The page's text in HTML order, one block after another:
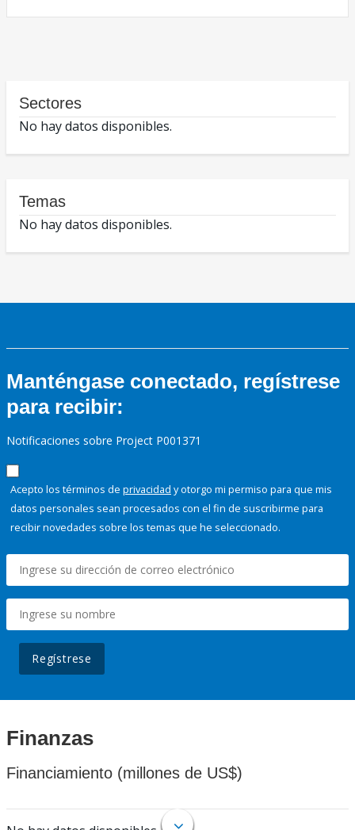
Sectores
No hay datos disponibles.
Temas
No hay datos disponibles.
Manténgase conectado, regístrese
para recibir:
Notificaciones sobre Project P001371
Acepto los términos de privacidad y otorgo mi permiso para que mis
datos personales sean procesados con el fin de suscribirme para
recibir novedades sobre los temas que he seleccionado.
Regístrese
Finanzas
Financiamiento (millones de US$)